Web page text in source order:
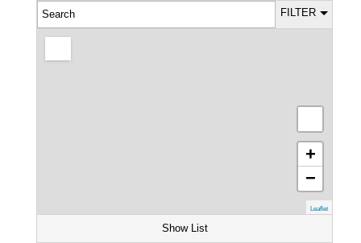
FILTER
+
−
Leaflet
Show List